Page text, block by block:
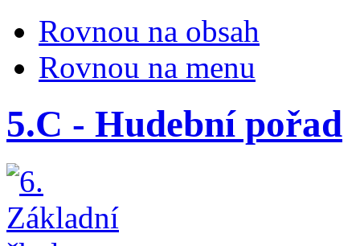
Rovnou na obsah
Rovnou na menu
5.C - Hudební pořad